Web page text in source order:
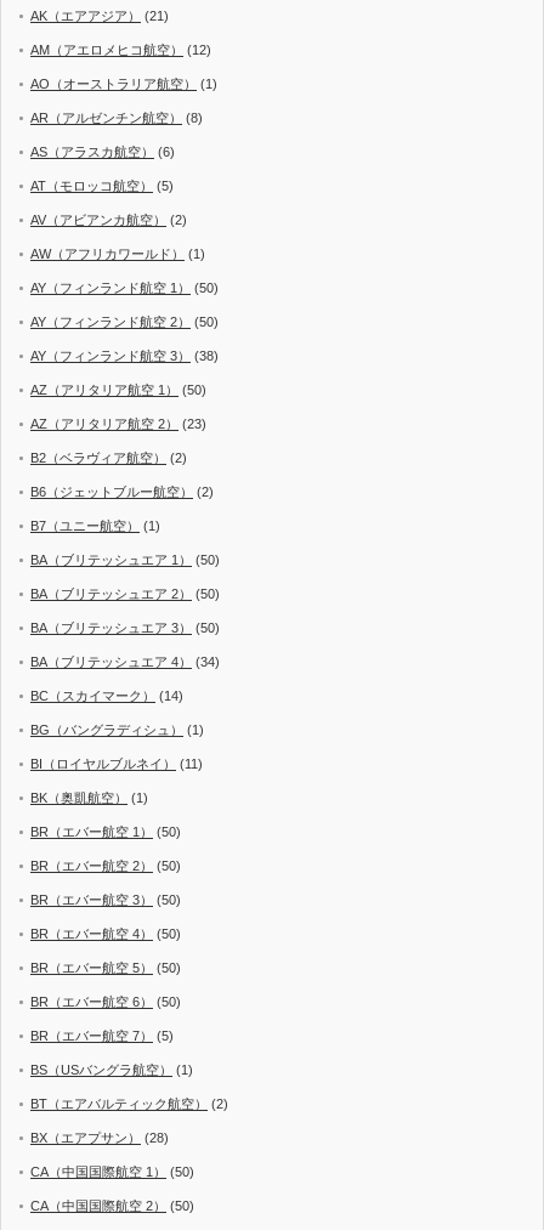
AK（エアアジア） (21)
AM（アエロメヒコ航空） (12)
AO（オーストラリア航空） (1)
AR（アルゼンチン航空） (8)
AS（アラスカ航空） (6)
AT（モロッコ航空） (5)
AV（アビアンカ航空） (2)
AW（アフリカワールド） (1)
AY（フィンランド航空 1） (50)
AY（フィンランド航空 2） (50)
AY（フィンランド航空 3） (38)
AZ（アリタリア航空 1） (50)
AZ（アリタリア航空 2） (23)
B2（ベラヴィア航空） (2)
B6（ジェットブルー航空） (2)
B7（ユニー航空） (1)
BA（ブリテッシュエア 1） (50)
BA（ブリテッシュエア 2） (50)
BA（ブリテッシュエア 3） (50)
BA（ブリテッシュエア 4） (34)
BC（スカイマーク） (14)
BG（バングラディシュ） (1)
BI（ロイヤルブルネイ） (11)
BK（奥凱航空） (1)
BR（エバー航空 1） (50)
BR（エバー航空 2） (50)
BR（エバー航空 3） (50)
BR（エバー航空 4） (50)
BR（エバー航空 5） (50)
BR（エバー航空 6） (50)
BR（エバー航空 7） (5)
BS（USバングラ航空） (1)
BT（エアバルティック航空） (2)
BX（エアプサン） (28)
CA（中国国際航空 1） (50)
CA（中国国際航空 2） (50)